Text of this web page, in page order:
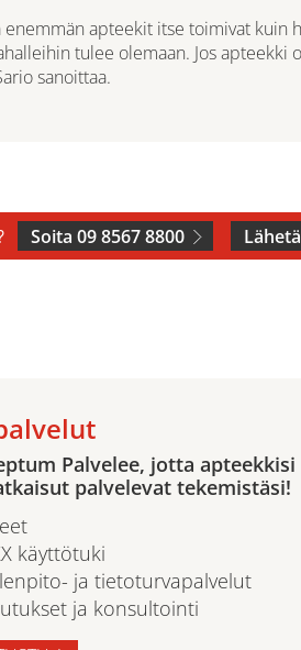
enemmän apteekit itse toimivat kuin
tulee olemaan. Jos
sanoittaa.
Soita 09 8567 8800
Palvelee, jotta apteekkisi
palvelevat tekemistäsi!
käyttötuki
ja tietoturvapalvelut
ja konsultointi